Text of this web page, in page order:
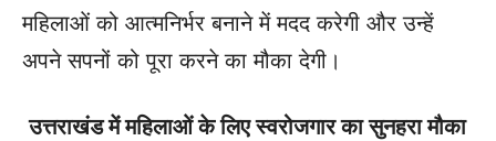
महिलाओं को आत्मनिर्भर बनाने में मदद करेगी और उन्हें
अपने सपनों को पूरा करने का मौका देगी।
उत्तराखंड में महिलाओं के लिए स्वरोजगार का सुनहरा मौका